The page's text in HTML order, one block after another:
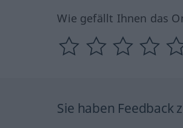
Wie gefällt Ihnen das
Sie haben Feedback